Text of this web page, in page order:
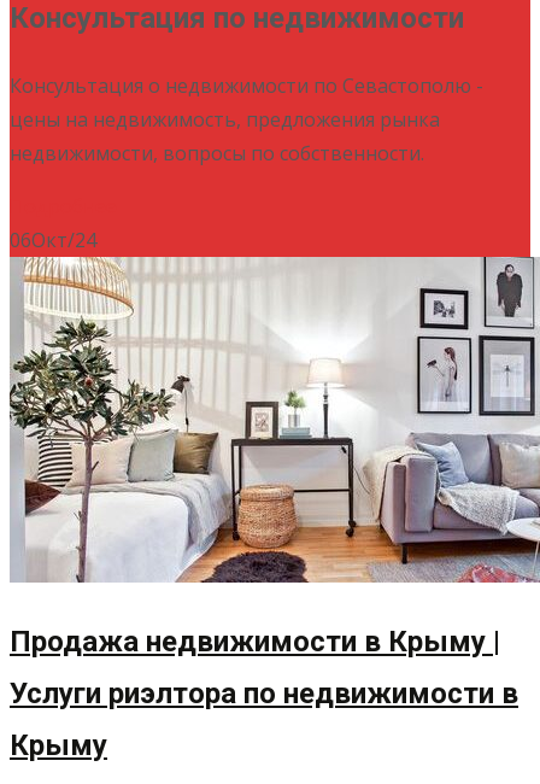
Консультация по недвижимости
Консультация о недвижимости по Севастополю -
цены на недвижимость, предложения рынка
недвижимости, вопросы по собственности.
06Окт/24
Продажа недвижимости в Крыму |
Услуги риэлтора по недвижимости в
Крыму